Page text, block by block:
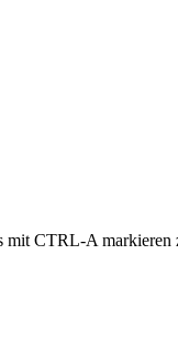
mit CTRL-A markieren